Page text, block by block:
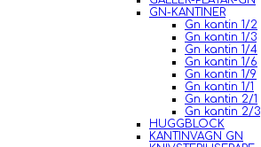
GN-KANTINER
Gn kantin 1/2
Gn kantin 1/3
Gn kantin 1/4
Gn kantin 1/6
Gn kantin 1/9
Gn kantin 1/1
Gn kantin 2/1
Gn kantin 2/3
HUGGBLOCK
KANTINVAGN GN